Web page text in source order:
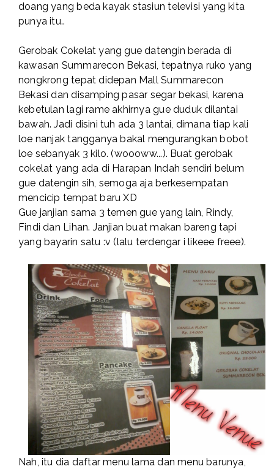
doang yang beda kayak stasiun televisi yang kita
punya itu..
Gerobak Cokelat yang gue datengin berada di
kawasan Summarecon Bekasi, tepatnya ruko yang
nongkrong tepat didepan Mall Summarecon
Bekasi dan disamping pasar segar bekasi, karena
kebetulan lagi rame akhirnya gue duduk dilantai
bawah. Jadi disini tuh ada 3 lantai, dimana tiap kali
loe nanjak tangganya bakal mengurangkan bobot
loe sebanyak 3 kilo. (woooww...). Buat gerobak
cokelat yang ada di Harapan Indah sendiri belum
gue datengin sih, semoga aja berkesempatan
mencicip tempat baru XD
Gue janjian sama 3 temen gue yang lain, Rindy,
Findi dan Lihan. Janjian buat makan bareng tapi
yang bayarin satu :v (lalu terdengar i likeee freee).
Nah, itu dia daftar menu lama dan menu barunya,